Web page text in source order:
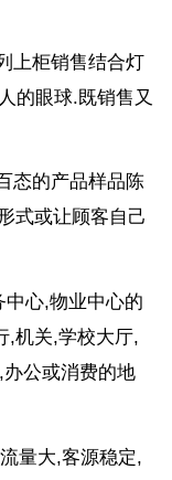
上柜销售结合灯
的眼球.既销售又
态的产品样品陈
式或让顾客自己
心,物业中心的
,机关,学校大厅,
公或消费的地
量大,客源稳定,